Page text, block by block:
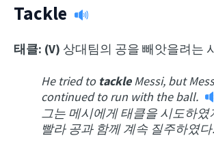
Tackle
태클: (V) 상대팀의 공을 빼앗을려는
He tried to tackleMessi, but
continued to run with the ball.
그는 메시에게 태클을 시도하였
빨라 공과 함께 계속 질주하였다.